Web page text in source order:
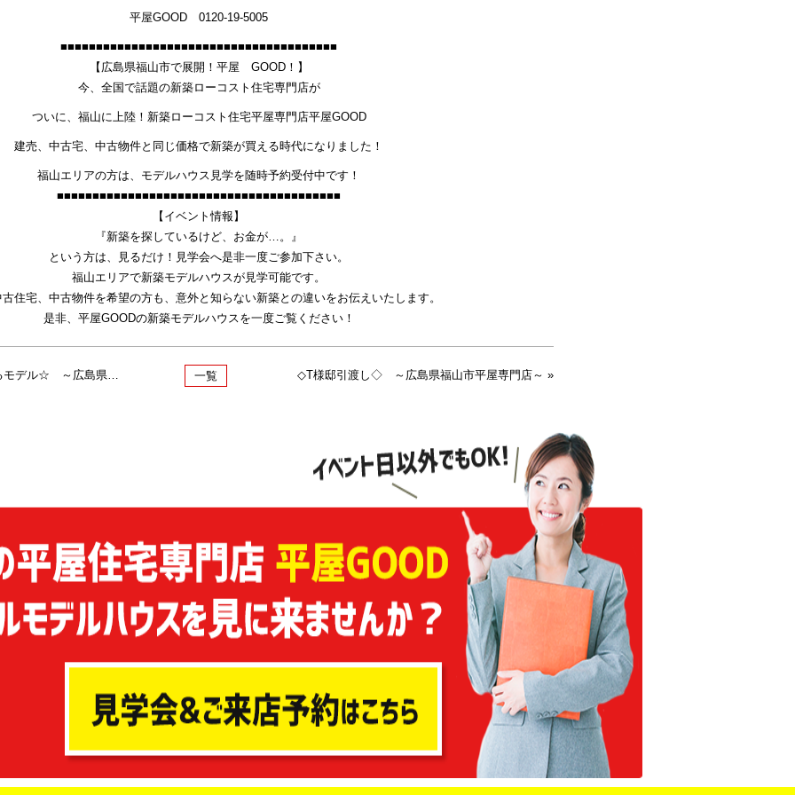
平屋GOOD 0120-19-5005
■■■■■■■■■■■■■■■■■■■■■■■■■■■■■■■■■■■■■■■
【広島県福山市で展開！平屋 GOOD！】
今、全国で話題の新築ローコスト住宅専門店が
ついに、福山に上陸！新築ローコスト住宅平屋専門店平屋GOOD
建売、中古宅、中古物件と同じ価格で新築が買える時代になりました！
福山エリアの方は、モデルハウス見学を随時予約受付中です！
■■■■■■■■■■■■■■■■■■■■■■■■■■■■■■■■■■■■■■■■
【イベント情報】
『新築を探しているけど、お金が…。』
という方は、見るだけ！見学会へ是非一度ご参加下さい。
福山エリアで新築モデルハウスが見学可能です。
住宅、中古物件を希望の方も、意外と知らない新築との違いをお伝えいたします。
是非、平屋GOODの新築モデルハウスを一度ご覧ください！
« ☆サイズ以上に満足感のあるモデル☆ ～広島県福山市平屋専門店～ 一覧 ◇T様邸引渡し◇ ～広島県福山市平屋専門店～ »